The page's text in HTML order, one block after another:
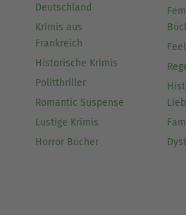
Deutschland
Krimis aus
Frankreich
Historische Krimis
Politthriller
Romantic Suspense
Lustige Krimis
Horror Bücher